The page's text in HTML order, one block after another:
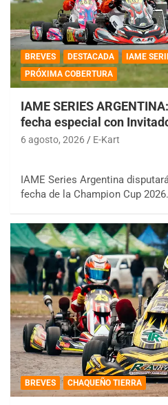
BREVES DESTACADA
IAME
PRÓXIMA COBERTURA
IAME SERIES
fecha especial con
6 agosto, 2026 E-Kart
IAME Series Argentina
fecha de la Champion Cup
BREVES CHAQUEÑO TIERRA